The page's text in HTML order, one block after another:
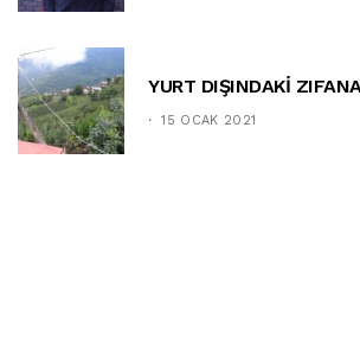
YURT DIŞINDAKİ
15 OCAK 2021